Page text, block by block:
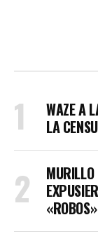
WAZE A
LA
«ROBOS»